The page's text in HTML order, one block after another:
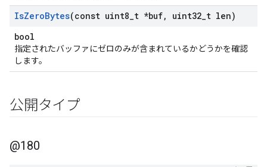
IsZeroBytes(const uint8 t *buf, uint32 t len)
bool
指定されたバッファにゼロのみが含まれているかどうかを確認
します。
公開タイプ
@180